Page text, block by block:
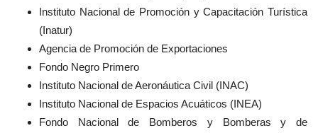
Instituto Nacional de Promoción y Capacitación Turística
(Inatur)
Agencia de Promoción de Exportaciones
Fondo Negro Primero
Instituto Nacional de Aeronáutica Civil (INAC)
Instituto Nacional de Espacios Acuáticos (INEA)
Fondo Nacional de Bomberos y Bomberas y de